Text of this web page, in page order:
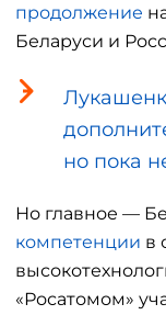
продолжение
Беларуси и
но пока
Но главное —
компетенции в
«Росатомом»